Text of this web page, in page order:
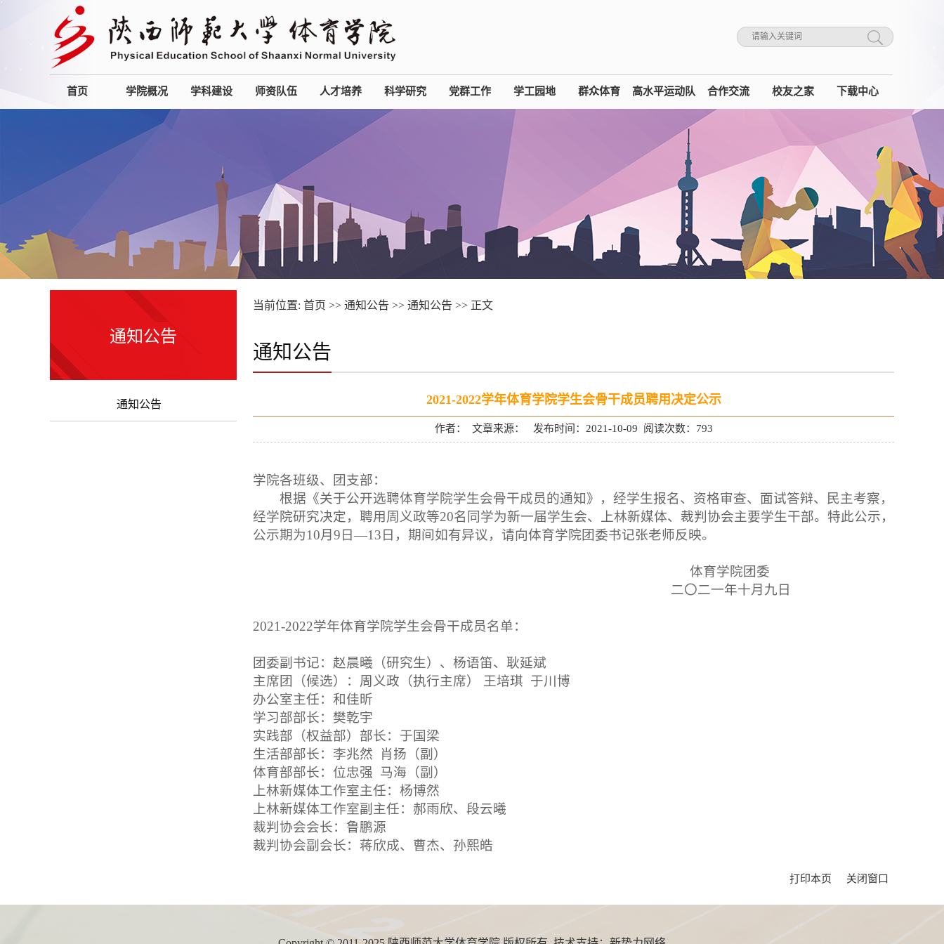
首页 学院概况 学科建设 师资队伍 人才培养 科学研究 党群工作 学工园地 群众体育 高水平运动队 合作交流 校友之家 下载中心
通知公告
通知公告
当前位置: 首页 >> 通知公告 >> 通知公告 >> 正文
通知公告
2021-2022学年体育学院学生会骨干成员聘用决定公示
作者： 文章来源： 发布时间：2021-10-09 阅读次数： 793
学院各班级、团支部：
根据《关于公开选聘体育学院学生会骨干成员的通知》，经学生报名、资格审查、面试答辩、民主考察，
经学院研究决定，聘用周义政等20名同学为新一届学生会、上林新媒体、裁判协会主要学生干部。特此公示，
公示期为10月9日—13日，期间如有异议，请向体育学院团委书记张老师反映。
体育学院团委
二〇二一年十月九日
2021-2022学年体育学院学生会骨干成员名单：
团委副书记：赵晨曦（研究生）、杨语笛、耿延斌
主席团（候选）：周义政（执行主席）
王培琪 于川博
办公室主任：和佳昕
学习部部长：樊乾宇
实践部（权益部）部长：于国梁
生活部部长：李兆然
肖扬（副）
体育部部长：位忠强
马海（副）
上林新媒体工作室主任：杨博然
上林新媒体工作室副主任：郝雨欣、段云曦
裁判协会会长：鲁鹏源
裁判协会副会长：蒋欣成、曹杰、孙熙皓
打印本页 关闭窗口